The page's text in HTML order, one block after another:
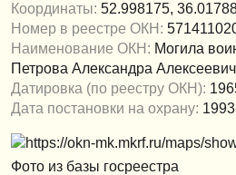
Координаты: 52.998175,
Номер в реестре ОКН:
Наименование ОКН: Могила
Петрова Александра
Датировка (по реестру ОКН):
Дата постановки на охрану:
Фото из базы госреестра